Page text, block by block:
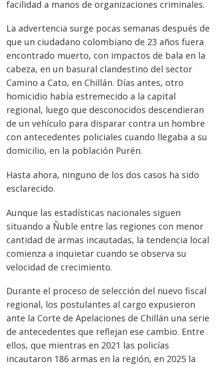
facilidad a manos de organizaciones criminales.
La advertencia surge pocas semanas después de
que un ciudadano colombiano de 23 años fuera
encontrado muerto, con impactos de bala en la
cabeza, en un basural clandestino del sector
Camino a Cato, en Chillán. Días antes, otro
homicidio había estremecido a la capital
regional, luego que desconocidos descendieran
de un vehículo para disparar contra un hombre
con antecedentes policiales cuando llegaba a su
domicilio, en la población Purén.
Hasta ahora, ninguno de los dos casos ha sido
esclarecido.
Aunque las estadísticas nacionales siguen
situando a Ñuble entre las regiones con menor
cantidad de armas incautadas, la tendencia local
comienza a inquietar cuando se observa su
velocidad de crecimiento.
Durante el proceso de selección del nuevo fiscal
regional, los postulantes al cargo expusieron
ante la Corte de Apelaciones de Chillán una serie
de antecedentes que reflejan ese cambio. Entre
ellos, que mientras en 2021 las policías
incautaron 186 armas en la región, en 2025 la